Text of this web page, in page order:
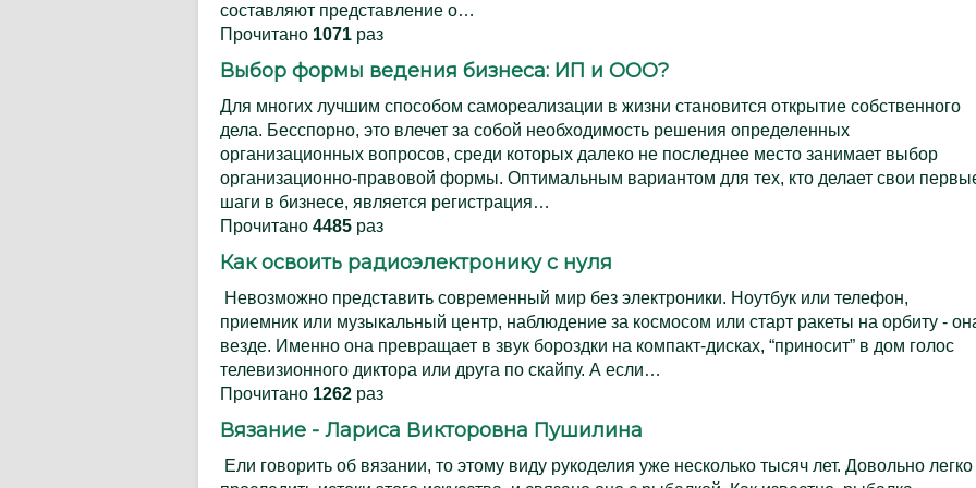
составляют представление о…
Прочитано 1071 раз
Выбор формы ведения бизнеса: ИП и ООО?
Для многих лучшим способом самореализации в жизни становится открытие собственного
дела. Бесспорно, это влечет за собой необходимость решения определенных
организационных вопросов, среди которых далеко не последнее место занимает выбор
организационно-правовой формы. Оптимальным вариантом для тех, кто делает свои
шаги в бизнесе, является регистрация…
Прочитано 4485 раз
Как освоить радиоэлектронику с нуля
Невозможно представить современный мир без электроники. Ноутбук или телефон,
приемник или музыкальный центр, наблюдение за космосом или старт ракеты на орбиту -
везде. Именно она превращает в звук бороздки на компакт-дисках, “приносит” в дом голос
телевизионного диктора или друга по скайпу. А если…
Прочитано 1262 раз
Вязание - Лариса Викторовна Пушилина
Ели говорить об вязании, то этому виду рукоделия уже несколько тысяч лет. Довольно легко